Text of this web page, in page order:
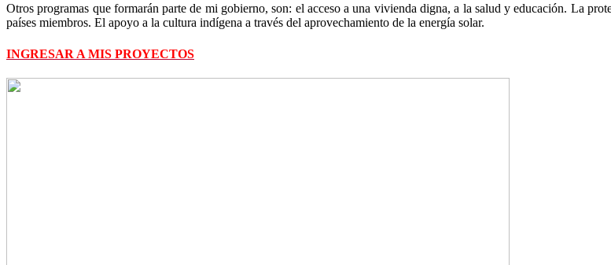
Otros programas que formarán parte de mi gobierno, son: el acceso a una vivienda digna, a la salud y educación. La
países miembros. El apoyo a la cultura indígena a través del aprovechamiento de la energía solar.
INGRESAR A MIS PROYECTOS